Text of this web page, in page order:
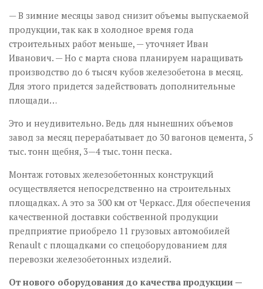
— В зимние месяцы завод снизит объемы выпускаемой
продукции, так как в холодное время года
строительных работ меньше, — уточняет Иван
Иванович. — Но с марта снова планируем наращивать
производство до 6 тысяч кубов железобетона в месяц.
Для этого придется задействовать дополнительные
площади…
Это и неудивительно. Ведь для нынешних объемов
завод за месяц перерабатывает до 30 вагонов цемента, 5
тыс. тонн щебня, 3—4 тыс. тонн песка.
Монтаж готовых железобетонных конструкций
осуществляется непосредственно на строительных
площадках. А это за 300 км от Черкасс. Для обеспечения
качественной доставки собственной продукции
предприятие приобрело 11 грузовых автомобилей
Renault с площадками со спецоборудованием для
перевозки железобетонных изделий.
От нового оборудования до качества продукции —